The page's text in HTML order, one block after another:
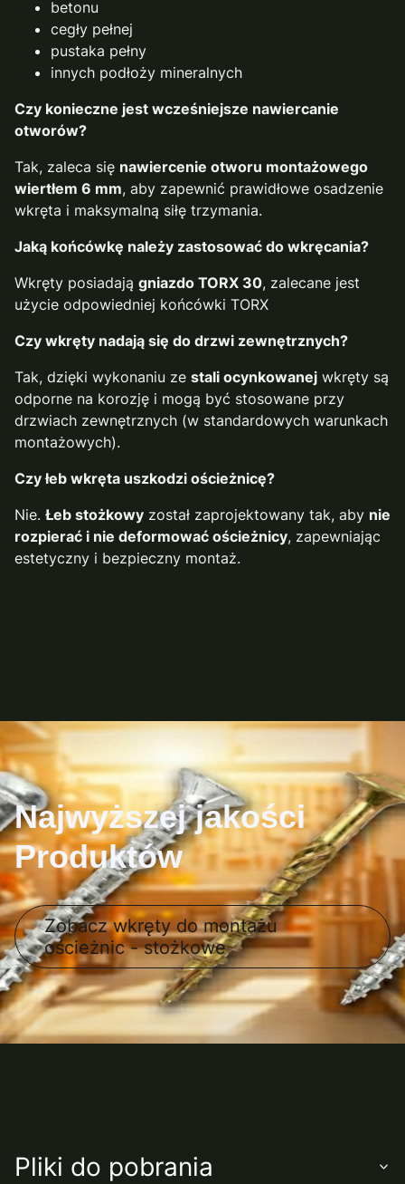
betonu
cegły pełnej
pustaka pełny
innych podłoży mineralnych
Czy konieczne jest wcześniejsze nawiercanie
otworów?
Tak, zaleca się nawiercenie otworu montażowego
wiertłem 6 mm, aby zapewnić prawidłowe osadzenie
wkręta i maksymalną siłę trzymania.
Jaką końcówkę należy zastosować do wkręcania?
Wkręty posiadają gniazdo TORX 30, zalecane jest
użycie odpowiedniej końcówki TORX
Czy wkręty nadają się do drzwi zewnętrznych?
Tak, dzięki wykonaniu ze stali ocynkowanej wkręty są
odporne na korozję i mogą być stosowane przy
drzwiach zewnętrznych (w standardowych warunkach
montażowych).
Czy łeb wkręta uszkodzi ościeżnicę?
Nie. Łeb stożkowy został zaprojektowany tak, aby nie
rozpierać i nie deformować ościeżnicy, zapewniając
estetyczny i bezpieczny montaż.
Najwyższej jakości
Produktów
Zobacz wkręty do montażu
ościeżnic - stożkowe
Pliki do pobrania